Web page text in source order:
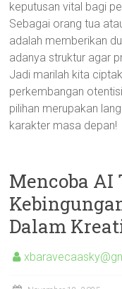
keputusan vital bagi
Sebagai orang tua
adalah memberikan
adanya struktur agar
Jadi marilah kita
perkembangan
pilihan merupakan
karakter masa depan!
Mencoba AI
Dalam